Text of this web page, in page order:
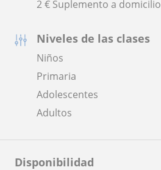
2 € Suplemento a domicilio
Niveles de las clases
Niños
Primaria
Adolescentes
Adultos
Disponibilidad